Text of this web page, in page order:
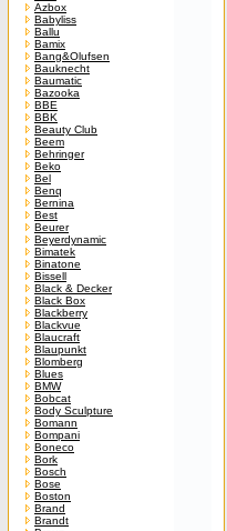
Azbox
Babyliss
Ballu
Bamix
Bang&Olufsen
Bauknecht
Baumatic
Bazooka
BBE
BBK
Beauty Club
Beem
Behringer
Beko
Bel
Benq
Bernina
Best
Beurer
Beyerdynamic
Bimatek
Binatone
Bissell
Black & Decker
Black Box
Blackberry
Blackvue
Blaucraft
Blaupunkt
Blomberg
Blues
BMW
Bobcat
Body Sculpture
Bomann
Bompani
Boneco
Bork
Bosch
Bose
Boston
Brand
Brandt